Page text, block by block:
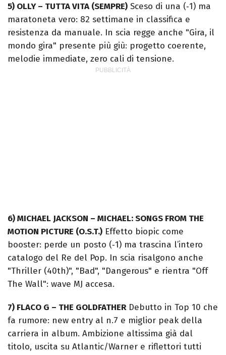
5) OLLY – TUTTA VITA (SEMPRE) Sceso di una (‑1) ma
maratoneta vero: 82 settimane in classifica e
resistenza da manuale. In scia regge anche "Gira, il
mondo gira" presente più giù: progetto coerente,
melodie immediate, zero cali di tensione.
6) MICHAEL JACKSON – MICHAEL: SONGS FROM THE
MOTION PICTURE (O.S.T.) Effetto biopic come
booster: perde un posto (‑1) ma trascina l’intero
catalogo del Re del Pop. In scia risalgono anche
"Thriller (40th)", "Bad", "Dangerous" e rientra "Off
The Wall": wave MJ accesa.
7) FLACO G – THE GOLDFATHERDebutto in Top 10 che
fa rumore: new entry al n.7 e miglior peak della
carriera in album. Ambizione altissima già dal
titolo, uscita su Atlantic/Warner e riflettori tutti